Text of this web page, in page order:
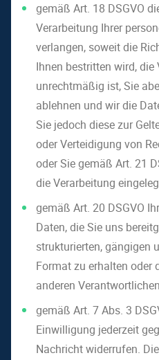
gemäß Art. 18 DSGVO
Verarbeitung Ihrer
verlangen, soweit die
Ihnen bestritten wird, die
unrechtmäßig ist, Sie
ablehnen und wir die
Sie jedoch diese zur
oder Verteidigung von
oder Sie gemäß Art. 21
die Verarbeitung
gemäß Art. 20 DSGVO
Daten, die Sie uns
strukturierten, gängigen
Format zu erhalten oder
anderen
gemäß Art. 7 Abs. 3
Einwilligung jederzeit
Nachricht widerrufen.